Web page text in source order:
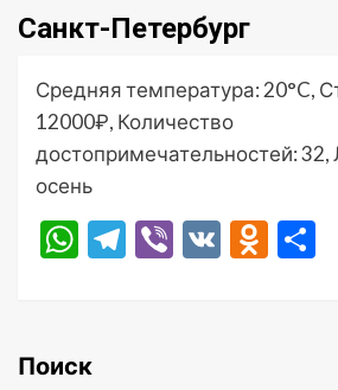
Санкт-Петербург
Средняя температура: 20°C,
12000₽, Количество
достопримечательностей: 32,
осень
WhatsApp
Telegram
Viber
VK
Поиск